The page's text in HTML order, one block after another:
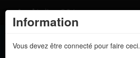
Information
Vous devez être connecté pour faire ceci.
Atelier 801
Dev Tracker